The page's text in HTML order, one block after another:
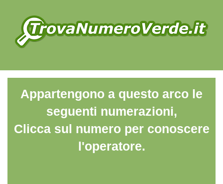
Appartengono a questo arco le
seguenti numerazioni,
Clicca sul numero per conoscere
l'operatore.